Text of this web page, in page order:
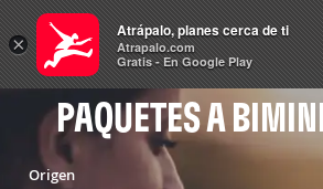
Vuelo+Hotel
PAQUETES A
Origen
×
Atrápalo, planes cerca de ti
Atrapalo.com
Gratis - En Google Play